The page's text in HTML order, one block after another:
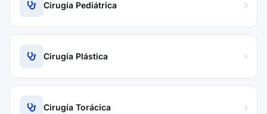
Cirugía Pediátrica
Cirugía Plástica
Cirugía Torácica